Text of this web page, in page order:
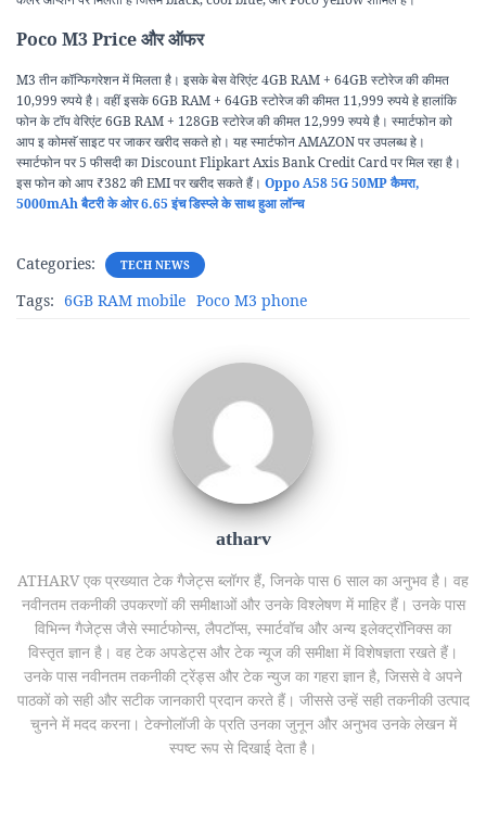
Poco M3 Price और ऑफर
M3 तीन कॉन्फिगरेशन में मिलता है। इसके बेस वेरिएंट 4GB RAM + 64GB स्टोरेज की कीमत
10,999 रुपये है। वहीं इसके 6GB RAM + 64GB स्टोरेज की कीमत 11,999 रुपये हे हालांकि
फोन के टॉप वेरिएंट 6GB RAM + 128GB स्टोरेज की कीमत 12,999 रुपये है। स्मार्टफोन को
आप इ कोमसॅ साइट पर जाकर खरीद सकते हो। यह स्मार्टफोन AMAZON पर उपलब्ध हे।
स्मार्टफोन पर 5 फीसदी का Discount Flipkart Axis Bank Credit Card पर मिल रहा है।
इस फोन को आप ₹382 की EMI पर खरीद सकते हैं। Oppo A58 5G 50MP कैमरा,
5000mAh बैटरी के ओर 6.65 इंच डिस्प्ले के साथ हुआ लॉन्च
Categories: TECH NEWS
Tags: 6GB RAM mobile Poco M3 phone
atharv
ATHARV एक प्रख्यात टेक गैजेट्स ब्लॉगर हैं, जिनके पास 6 साल का अनुभव है। वह
नवीनतम तकनीकी उपकरणों की समीक्षाओं और उनके विश्लेषण में माहिर हैं। उनके पास
विभिन्न गैजेट्स जैसे स्मार्टफोन्स, लैपटॉप्स, स्मार्टवॉच और अन्य इलेक्ट्रॉनिक्स का
विस्तृत ज्ञान है। वह टेक अपडेट्स और टेक न्यूज की समीक्षा में विशेषज्ञता रखते हैं।
उनके पास नवीनतम तकनीकी ट्रेंड्स और टेक न्युज का गहरा ज्ञान है, जिससे वे अपने
पाठकों को सही और सटीक जानकारी प्रदान करते हैं। जीससे उन्हें सही तकनीकी उत्पाद
चुनने में मदद करना। टेक्नोलॉजी के प्रति उनका जुनून और अनुभव उनके लेखन में
स्पष्ट रूप से दिखाई देता है।